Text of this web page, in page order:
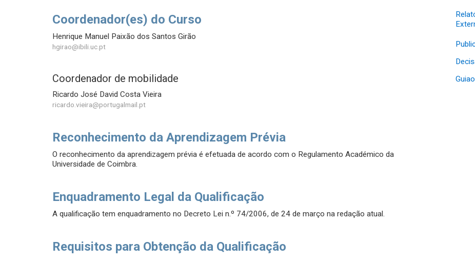
Coordenador(es) do Curso
Henrique Manuel Paixão dos Santos Girão
hgirao@ibili.uc.pt
Coordenador de mobilidade
Ricardo José David Costa Vieira
ricardo.vieira@portugalmail.pt
Reconhecimento da Aprendizagem Prévia
O reconhecimento da aprendizagem prévia é efetuada de acordo com o Regulamento Académico da
Universidade de Coimbra.
Enquadramento Legal da Qualificação
A qualificação tem enquadramento no Decreto Lei n.º 74/2006, de 24 de março na redação atual.
Requisitos para Obtenção da Qualificação